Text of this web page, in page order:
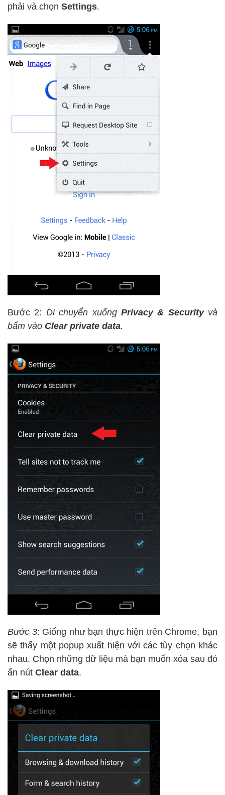
phải và chọn Settings.
Bước 2: Di chuyển xuống Privacy & Securityvà
bấm vào Clear private data.
Bước 3: Giống như bạn thực hiện trên Chrome, bạn
sẽ thấy một popup xuất hiện với các tùy chọn khác
nhau. Chọn những dữ liệu mà bạn muốn xóa sau đó
ấn nút Clear data.